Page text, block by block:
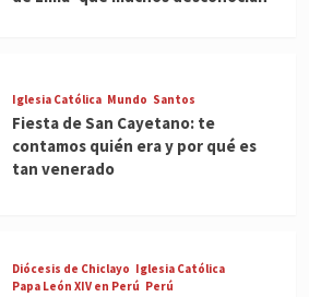
Iglesia Católica Mundo Santos
Fiesta de San Cayetano: te
contamos quién era y por qué es
tan venerado
Diócesis de Chiclayo Iglesia Católica
Papa León XIV en Perú Perú